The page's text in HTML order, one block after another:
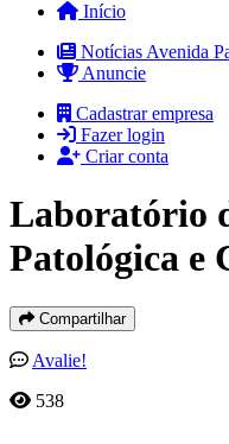
Início
Notícias Avenida
Anuncie
Cadastrar empresa
Fazer login
Criar conta
Laboratório
Patológica e
Compartilhar
Avalie!
538